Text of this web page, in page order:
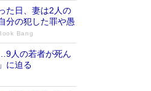
た日、妻は2人の
分の犯した罪や愚
Bang
人の若者が死ん
に迫る